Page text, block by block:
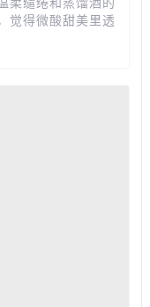
缱绻和蒸馏酒的
觉得微酸甜美里透
化。...